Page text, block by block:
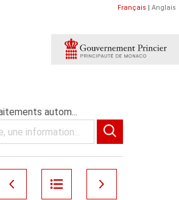
Français | Anglais
autom...